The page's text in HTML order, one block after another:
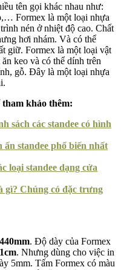
tên gọi khác nhau như:
Formex là một loại nhựa
nén ở nhiệt độ cao. Chất
hơi nhám. Và có thể
giữ. Formex là một loại vật
keo và có thể dính trên
gỗ. Đây là một loại nhựa
khảo thêm:
sách các standee có hình
ấn standee phổ biến nhất
loại standee dạng cửa
gì? Chúng có đặc trưng
. Độ dày của Formex
1cm. Nhưng dùng cho việc in
5mm. Tấm Formex có màu